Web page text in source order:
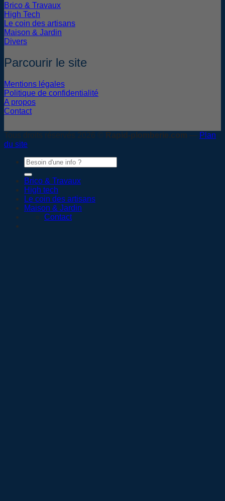
Brico & Travaux
High Tech
Le coin des artisans
Maison & Jardin
Divers
Parcourir le site
Mentions légales
Politique de confidentialité
A propos
Contact
Tous droits réservés 2026 © Rapid-plomberie.com — Plan
du site
Brico & Travaux
High tech
Le coin des artisans
Maison & Jardin
Contact